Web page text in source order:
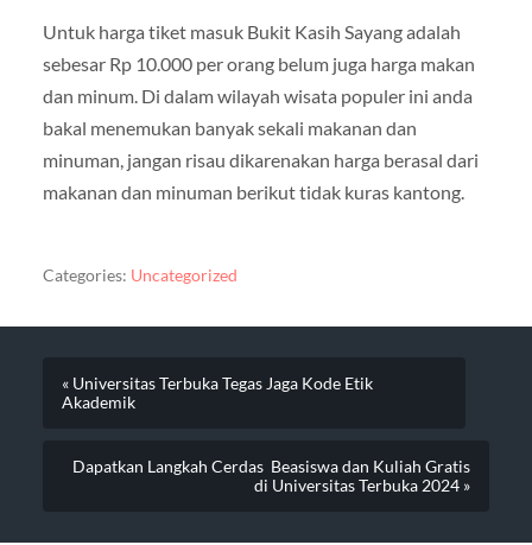
Untuk harga tiket masuk Bukit Kasih Sayang adalah
sebesar Rp 10.000 per orang belum juga harga makan
dan minum. Di dalam wilayah wisata populer ini anda
bakal menemukan banyak sekali makanan dan
minuman, jangan risau dikarenakan harga berasal dari
makanan dan minuman berikut tidak kuras kantong.
Categories: Uncategorized
« Universitas Terbuka Tegas Jaga Kode Etik
Akademik
Dapatkan Langkah Cerdas Beasiswa dan Kuliah Gratis
di Universitas Terbuka 2024 »